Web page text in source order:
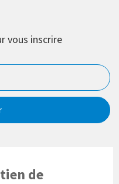
vous inscrire
de